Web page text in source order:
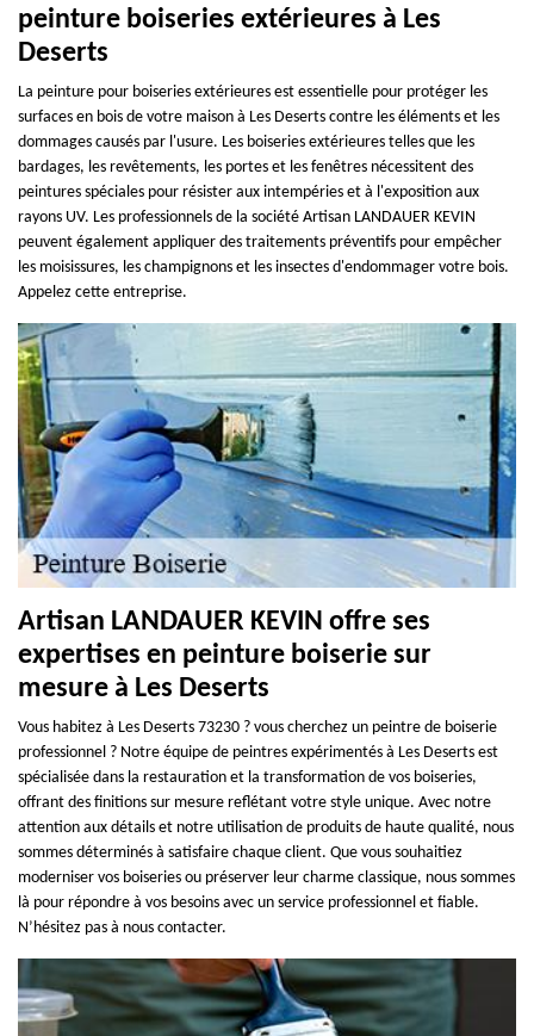
peinture boiseries extérieures à Les
Deserts
La peinture pour boiseries extérieures est essentielle pour protéger les
surfaces en bois de votre maison à Les Deserts contre les éléments et les
dommages causés par l'usure. Les boiseries extérieures telles que les
bardages, les revêtements, les portes et les fenêtres nécessitent des
peintures spéciales pour résister aux intempéries et à l'exposition aux
rayons UV. Les professionnels de la société Artisan LANDAUER KEVIN
peuvent également appliquer des traitements préventifs pour empêcher
les moisissures, les champignons et les insectes d'endommager votre bois.
Appelez cette entreprise.
Artisan LANDAUER KEVIN offre ses
expertises en peinture boiserie sur
mesure à Les Deserts
Vous habitez à Les Deserts 73230 ? vous cherchez un peintre de boiserie
professionnel ? Notre équipe de peintres expérimentés à Les Deserts est
spécialisée dans la restauration et la transformation de vos boiseries,
offrant des finitions sur mesure reflétant votre style unique. Avec notre
attention aux détails et notre utilisation de produits de haute qualité, nous
sommes déterminés à satisfaire chaque client. Que vous souhaitiez
moderniser vos boiseries ou préserver leur charme classique, nous sommes
là pour répondre à vos besoins avec un service professionnel et fiable.
N’hésitez pas à nous contacter.